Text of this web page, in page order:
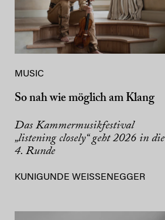
MUSIC
So nah wie möglich am Klang
Das Kammermusikfestival
„listening closely“ geht 2026 in die
4. Runde
KUNIGUNDE WEISSENEGGER